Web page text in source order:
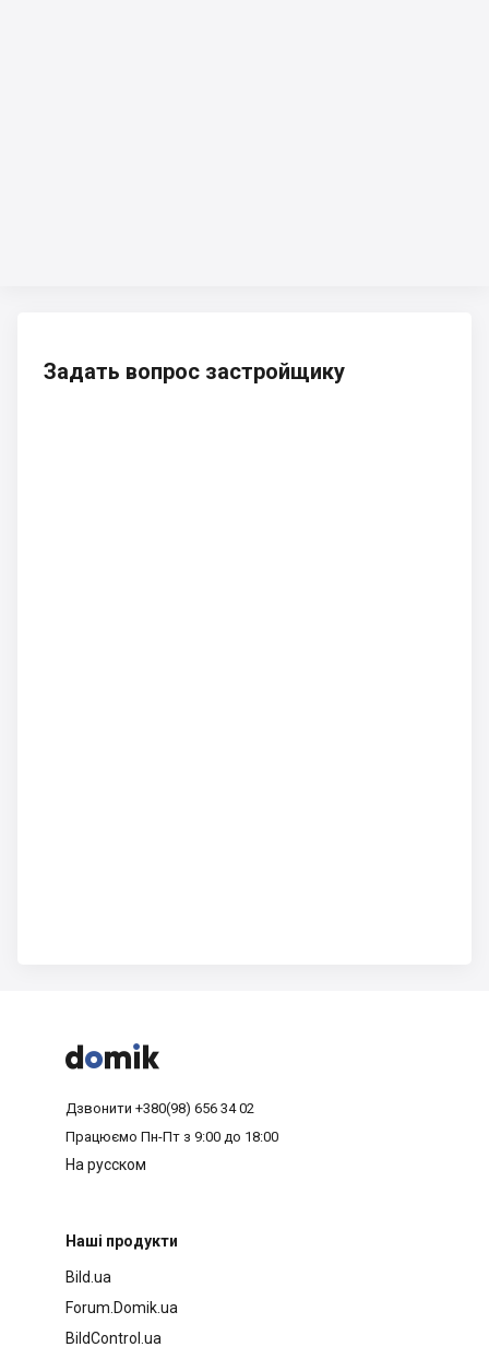
Задать вопрос застройщику



Дзвонити +380(98) 656 34 02
Працюємо Пн-Пт з 9:00 до 18:00
На русском
Наші продукти
Bild.ua
Forum.Domik.ua
BildControl.ua